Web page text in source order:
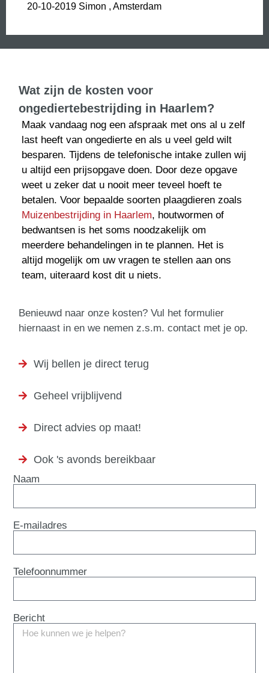
20-10-2019 Simon , Amsterdam
Wat zijn de kosten voor
ongediertebestrijding in Haarlem?
Maak vandaag nog een afspraak met ons al u zelf
last heeft van ongedierte en als u veel geld wilt
besparen. Tijdens de telefonische intake zullen wij
u altijd een prijsopgave doen. Door deze opgave
weet u zeker dat u nooit meer teveel hoeft te
betalen. Voor bepaalde soorten plaagdieren zoals
Muizenbestrijding in Haarlem, houtwormen of
bedwantsen is het soms noodzakelijk om
meerdere behandelingen in te plannen. Het is
altijd mogelijk om uw vragen te stellen aan ons
team, uiteraard kost dit u niets.
Benieuwd naar onze kosten? Vul het formulier
hiernaast in en we nemen z.s.m. contact met je op.
Wij bellen je direct terug
Geheel vrijblijvend
Direct advies op maat!
Ook 's avonds bereikbaar
Naam
E-mailadres
Telefoonnummer
Bericht